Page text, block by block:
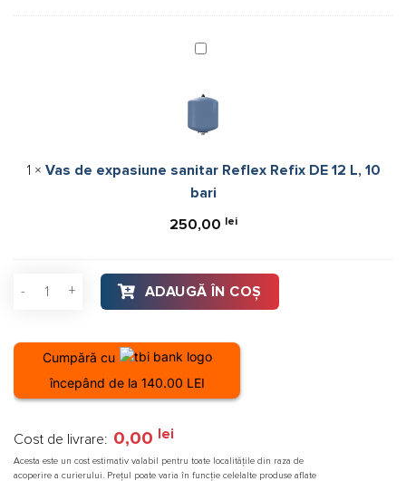
rezistenta
kW
Vas
Reflex
DE
12
bari
1 × Vas de expasiune sanitar Reflex Refix DE 12 L, 10
bari
250,00 lei
Cantitate Boiler tank-in-tank ACV Comfort-E 100, otel
ADAUGĂ ÎN COȘ
Cumpără cu
începând de la 140.00 LEI
Cost de livrare: 0,00 lei
Acesta este un cost estimativ valabil pentru toate localitățile din raza de
acoperire a curierului. Prețul poate varia în funcție celelalte produse aflate